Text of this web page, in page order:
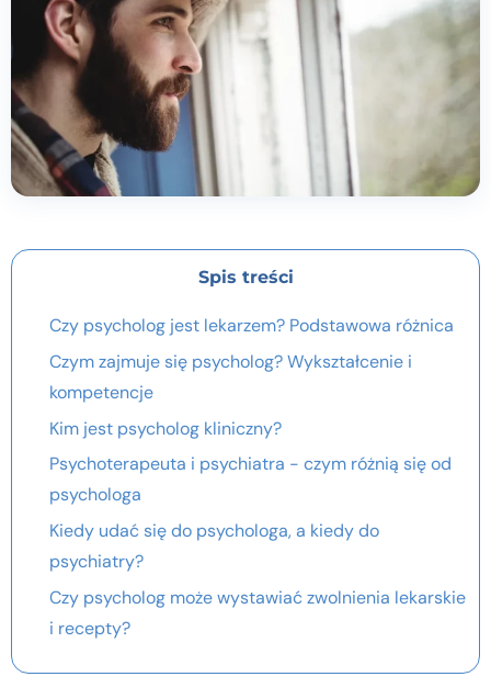
Spis treści
Czy psycholog jest lekarzem? Podstawowa różnica
Czym zajmuje się psycholog? Wykształcenie i
kompetencje
Kim jest psycholog kliniczny?
Psychoterapeuta i psychiatra - czym różnią się od
psychologa
Kiedy udać się do psychologa, a kiedy do
psychiatry?
Czy psycholog może wystawiać zwolnienia lekarskie
i recepty?